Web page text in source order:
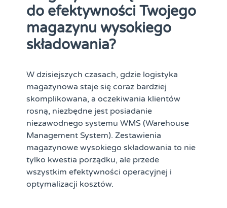
do efektywności Twojego
magazynu wysokiego
składowania?
W dzisiejszych czasach, gdzie logistyka
magazynowa staje się coraz bardziej
skomplikowana, a oczekiwania klientów
rosną, niezbędne jest posiadanie
niezawodnego systemu WMS (Warehouse
Management System). Zestawienia
magazynowe wysokiego składowania to nie
tylko kwestia porządku, ale przede
wszystkim efektywności operacyjnej i
optymalizacji kosztów.